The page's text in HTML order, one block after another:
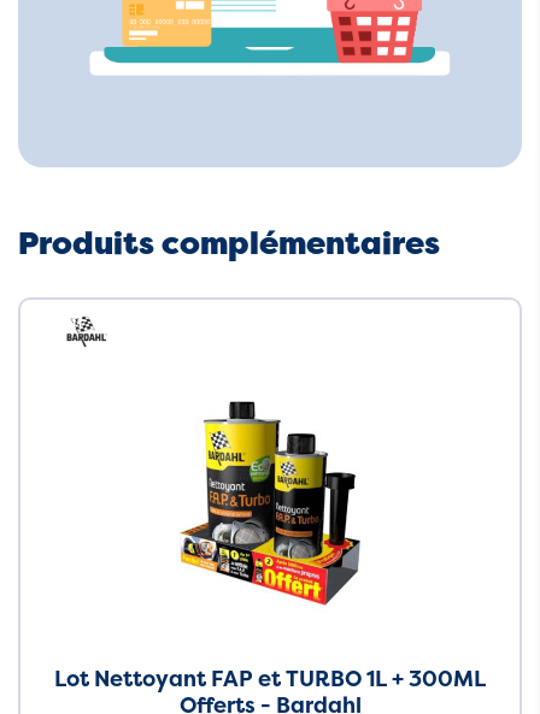
Produits complémentaires
Neuf
Lot Nettoyant FAP et TURBO 1L + 300ML
Offerts - Bardahl